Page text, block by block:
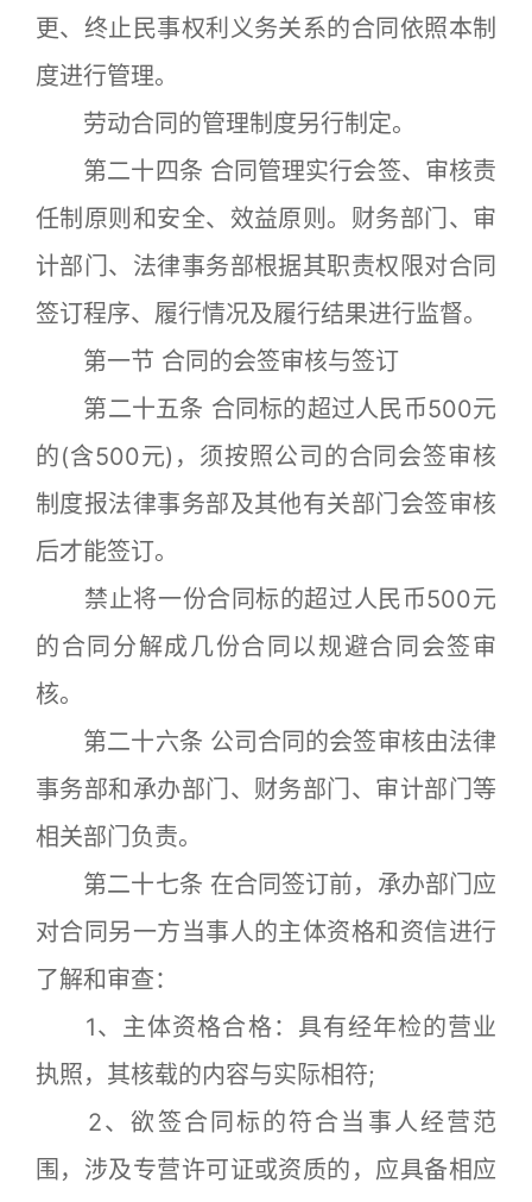
更、终止民事权利义务关系的合同依照本制
度进行管理。
劳动合同的管理制度另行制定。
第二十四条 合同管理实行会签、审核责
任制原则和安全、效益原则。财务部门、审
计部门、法律事务部根据其职责权限对合同
签订程序、履行情况及履行结果进行监督。
第一节 合同的会签审核与签订
第二十五条 合同标的超过人民币500元
的(含500元)，须按照公司的合同会签审核
制度报法律事务部及其他有关部门会签审核
后才能签订。
禁止将一份合同标的超过人民币500元
的合同分解成几份合同以规避合同会签审
核。
第二十六条 公司合同的会签审核由法律
事务部和承办部门、财务部门、审计部门等
相关部门负责。
第二十七条 在合同签订前，承办部门应
对合同另一方当事人的主体资格和资信进行
了解和审查：
1、主体资格合格：具有经年检的营业
执照，其核载的内容与实际相符;
2、欲签合同标的符合当事人经营范
围，涉及专营许可证或资质的，应具备相应